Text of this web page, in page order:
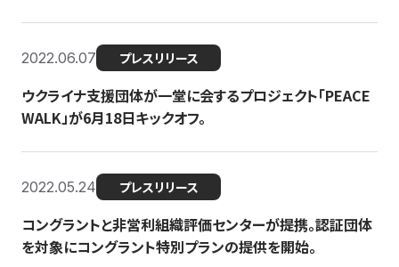
2022.06.07 プレスリリース
ウクライナ支援団体が一堂に会するプロジェクト「PEACE
WALK」が6月18日キックオフ。
2022.05.24 プレスリリース
コングラントと非営利組織評価センターが提携。認証団体
を対象にコングラント特別プランの提供を開始。